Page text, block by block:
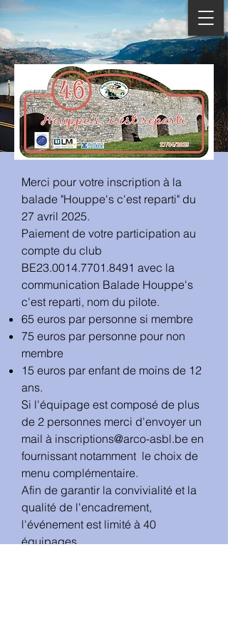
Merci pour votre inscription à la
balade "Houppe's c'est reparti" du
27 avril 2025.
Paiement de votre participation au
compte du club
BE23.0014.7701.8491 avec la
communication Balade Houppe's
c'est reparti, nom du pilote.
65 euros par personne si membre
75 euros par personne pour non
membre
15 euros par enfant de moins de 12
ans.
Si l'équipage est composé de plus
de 2 personnes merci d'envoyer un
mail à inscriptions@arco-asbl.be en
fournissant notamment le choix de
menu complémentaire.
Afin de garantir la convivialité et la
qualité de l'encadrement,
l'événement est limité à 40
équipages.